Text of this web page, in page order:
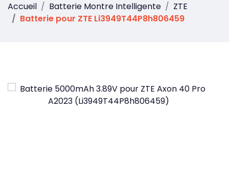
Accueil Batterie Montre Intelligente
ZTE
Batterie pour ZTE Li3949T44P8h806459